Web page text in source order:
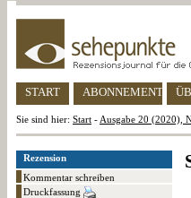
START ABONNEMENT
Sie sind hier: Start - Ausgabe 20 (2020),
Rezension
Kommentar schreiben
Druckfassung